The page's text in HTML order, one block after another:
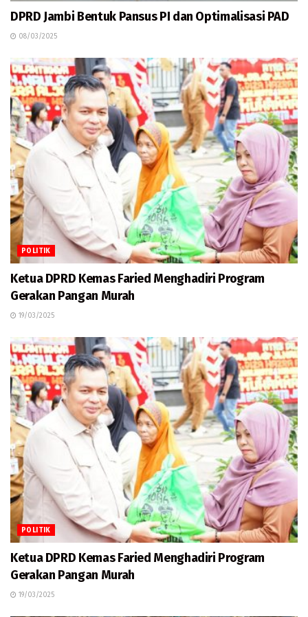
DPRD Jambi Bentuk Pansus PI dan Optimalisasi PAD
08/03/2025
POLITIK
Ketua DPRD Kemas Faried Menghadiri Program
Gerakan Pangan Murah
19/03/2025
POLITIK
Ketua DPRD Kemas Faried Menghadiri Program
Gerakan Pangan Murah
19/03/2025